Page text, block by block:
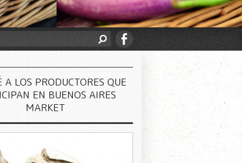
A LOS PRODUCTORES QUE
EN BUENOS AIRES
MARKET